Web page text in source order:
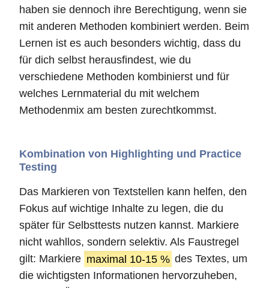
haben sie dennoch ihre Berechtigung, wenn sie
mit anderen Methoden kombiniert werden. Beim
Lernen ist es auch besonders wichtig, dass du
für dich selbst herausfindest, wie du
verschiedene Methoden kombinierst und für
welches Lernmaterial du mit welchem
Methodenmix am besten zurechtkommst.
Kombination von Highlighting und Practice
Testing
Das Markieren von Textstellen kann helfen, den
Fokus auf wichtige Inhalte zu legen, die du
später für Selbsttests nutzen kannst. Markiere
nicht wahllos, sondern selektiv. Als Faustregel
gilt: Markiere maximal 10-15 % des Textes, um
die wichtigsten Informationen hervorzuheben,